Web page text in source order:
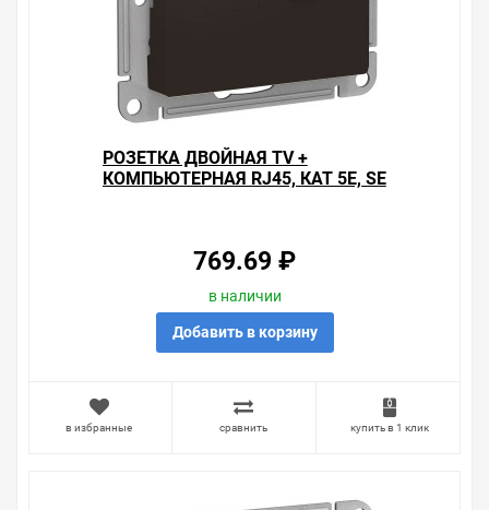
РОЗЕТКА ДВОЙНАЯ ТV +
КОМПЬЮТЕРНАЯ RJ45, КАТ 5Е, SE
769.69 ₽
в наличии
Добавить в корзину
в избранные сравнить купить в 1 клик